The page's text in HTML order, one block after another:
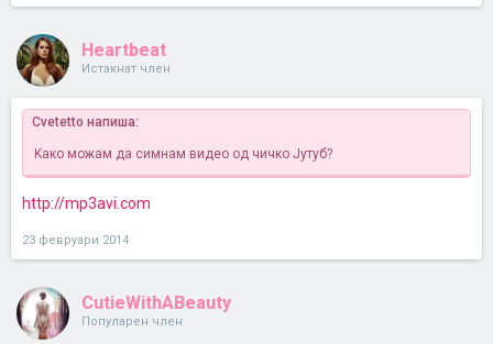
Heartbeat
Истакнат член
Cvetetto напиша:
Kaко можам да симнам видео од чичко Јутуб?
http://mp3avi.com
23 февруари 2014
CutieWithABeauty
Популарен член